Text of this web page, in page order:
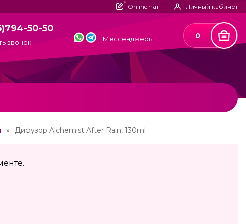
Online Чат Личный кабинет
50-50
звонок Мессенджеры 0
Дифузор Alchemist After Rain, 130ml